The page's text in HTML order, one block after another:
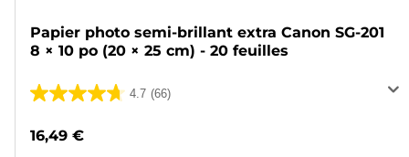
Papier photo semi-brillant extra Canon SG-201
8 × 10 po (20 × 25 cm) - 20 feuilles
4.7 (66)
4.7
5
16,49 €